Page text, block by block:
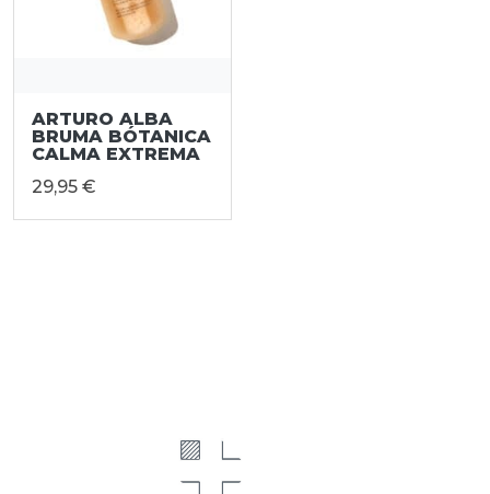
ARTURO ALBA
BRUMA BÓTANICA
CALMA EXTREMA
29,95 €